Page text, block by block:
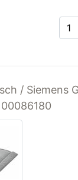
/ Siemens